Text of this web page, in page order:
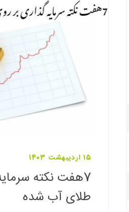
15 اردیبهشت 1403
7هفت نکته
طلای آب شده